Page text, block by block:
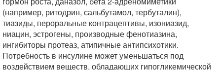
(например, ритодрин, сальбутамол, тербуталин),
тиазиды, пероральные контрацептивы, изониазид,
ниацин, эстрогены, производные фенотиазина,
ингибиторы протеаз, атипичные антипсихотики.
Потребность в инсулине может уменьшаться под
воздействием веществ, обладающих гипогликемической